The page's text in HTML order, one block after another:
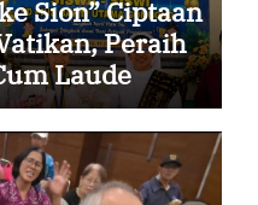
Sion” Ciptaan
Peraih
Laude